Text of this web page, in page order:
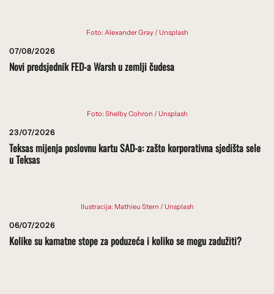
Foto: Alexander Gray / Unsplash
07/08/2026
Novi predsjednik FED-a Warsh u zemlji čudesa
Foto: Shelby Cohron / Unsplash
23/07/2026
Teksas mijenja poslovnu kartu SAD-a: zašto korporativna sjedišta sele
u Teksas
Ilustracija: Mathieu Stern / Unsplash
06/07/2026
Kolike su kamatne stope za poduzeća i koliko se mogu zadužiti?